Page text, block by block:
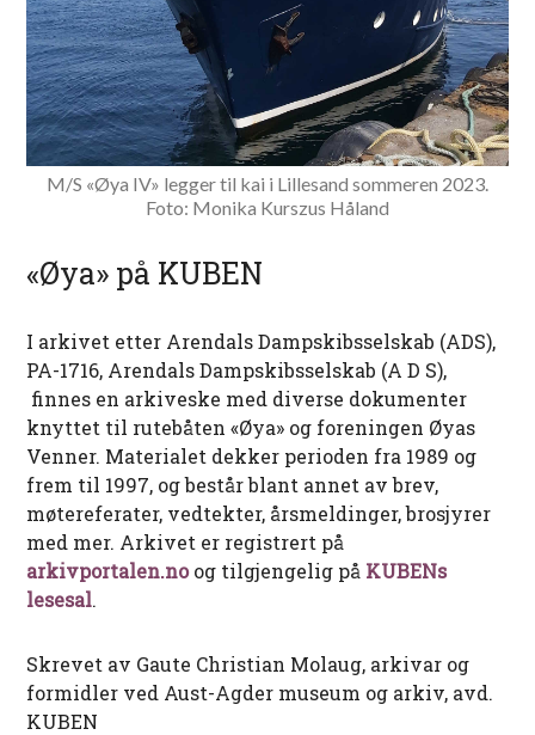
M/S «Øya IV» legger til kai i Lillesand sommeren 2023.
Foto: Monika Kurszus Håland
«Øya» på KUBEN
I arkivet etter Arendals Dampskibsselskab (ADS),
PA-1716, Arendals Dampskibsselskab (A D S),
finnes en arkiveske med diverse dokumenter
knyttet til rutebåten «Øya» og foreningen Øyas
Venner. Materialet dekker perioden fra 1989 og
frem til 1997, og består blant annet av brev,
møtereferater, vedtekter, årsmeldinger, brosjyrer
med mer. Arkivet er registrert på
arkivportalen.noog tilgjengelig på KUBENs
lesesal.
Skrevet av Gaute Christian Molaug, arkivar og
formidler ved Aust-Agder museum og arkiv, avd.
KUBEN